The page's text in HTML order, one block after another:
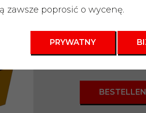
6m3
zawsze poprosić o wycenę.
PRYWATNY